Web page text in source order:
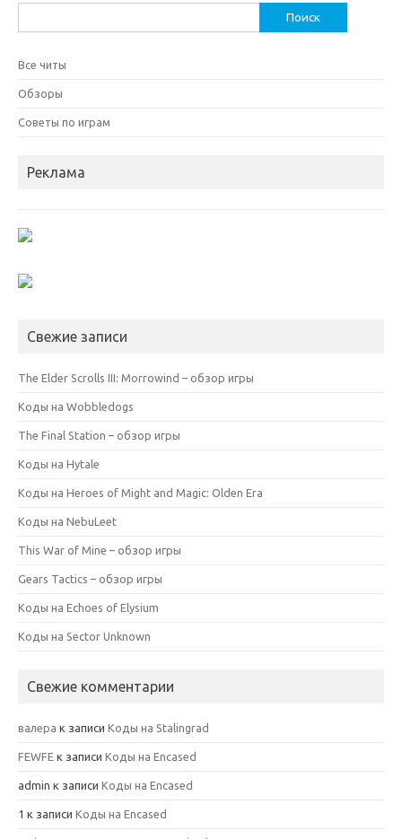
Все читы
Обзоры
Советы по играм
Реклама
Свежие записи
The Elder Scrolls III: Morrowind – обзор игры
Коды на Wobbledogs
The Final Station – обзор игры
Коды на Hytale
Коды на Heroes of Might and Magic: Olden Era
Коды на NebuLeet
This War of Mine – обзор игры
Gears Tactics – обзор игры
Коды на Echoes of Elysium
Коды на Sector Unknown
Свежие комментарии
валера к записи Коды на Stalingrad
FEWFE к записи Коды на Encased
admin к записи Коды на Encased
1 к записи Коды на Encased